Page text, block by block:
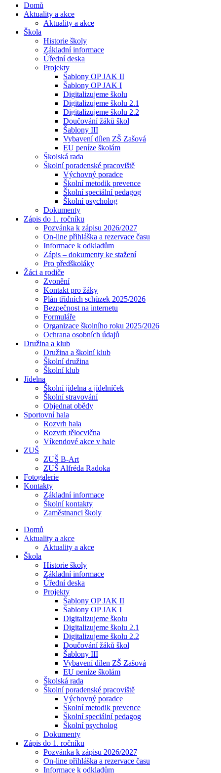
Domů
Aktuality a akce
Aktuality a akce
Škola
Historie školy
Základní informace
Úřední deska
Projekty
Šablony OP JAK II
Šablony OP JAK I
Digitalizujeme školu
Digitalizujeme školu 2.1
Digitalizujeme školu 2.2
Doučování žáků škol
Šablony III
Vybavení dílen ZŠ Zašová
EU peníze školám
Školská rada
Školní poradenské pracoviště
Výchovný poradce
Školní metodik prevence
Školní speciální pedagog
Školní psycholog
Dokumenty
Zápis do 1. ročníku
Pozvánka k zápisu 2026/2027
On-line přihláška a rezervace času
Informace k odkladům
Zápis – dokumenty ke stažení
Pro předškoláky
Žáci a rodiče
Zvonění
Kontakt pro žáky
Plán třídních schůzek 2025/2026
Bezpečnost na internetu
Formuláře
Organizace školního roku 2025/2026
Ochrana osobních údajů
Družina a klub
Družina a školní klub
Školní družina
Školní klub
Jídelna
Školní jídelna a jídelníček
Školní stravování
Objednat obědy
Sportovní hala
Rozvrh hala
Rozvrh tělocvična
Víkendové akce v hale
ZUŠ
ZUŠ B-Art
ZUŠ Alfréda Radoka
Fotogalerie
Kontakty
Základní informace
Školní kontakty
Zaměstnanci školy
Domů
Aktuality a akce
Aktuality a akce
Škola
Historie školy
Základní informace
Úřední deska
Projekty
Šablony OP JAK II
Šablony OP JAK I
Digitalizujeme školu
Digitalizujeme školu 2.1
Digitalizujeme školu 2.2
Doučování žáků škol
Šablony III
Vybavení dílen ZŠ Zašová
EU peníze školám
Školská rada
Školní poradenské pracoviště
Výchovný poradce
Školní metodik prevence
Školní speciální pedagog
Školní psycholog
Dokumenty
Zápis do 1. ročníku
Pozvánka k zápisu 2026/2027
On-line přihláška a rezervace času
Informace k odkladům